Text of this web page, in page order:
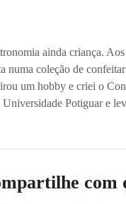
ainda criança.
numa coleção de
um hobby e criei o
Potiguar e